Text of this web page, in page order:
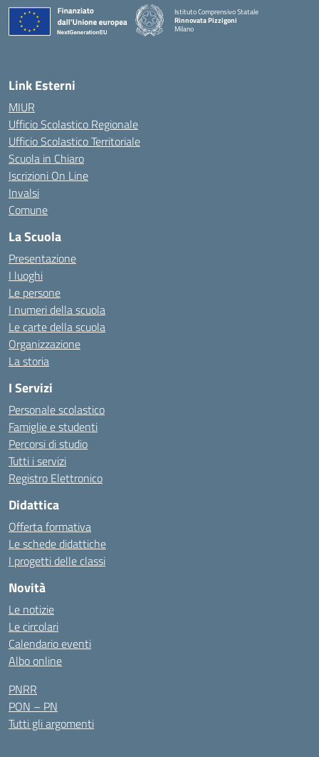
Istituto Comprensivo Statale
Rinnovata Pizzigoni
Milano
Link Esterni
MIUR
Ufficio Scolastico Regionale
Ufficio Scolastico Territoriale
Scuola in Chiaro
Iscrizioni On Line
Invalsi
Comune
La Scuola
Presentazione
I luoghi
Le persone
I numeri della scuola
Le carte della scuola
Organizzazione
La storia
I Servizi
Personale scolastico
Famiglie e studenti
Percorsi di studio
Tutti i servizi
Registro Elettronico
Didattica
Offerta formativa
Le schede didattiche
I progetti delle classi
Novità
Le notizie
Le circolari
Calendario eventi
Albo online
PNRR
PON – PN
Tutti gli argomenti